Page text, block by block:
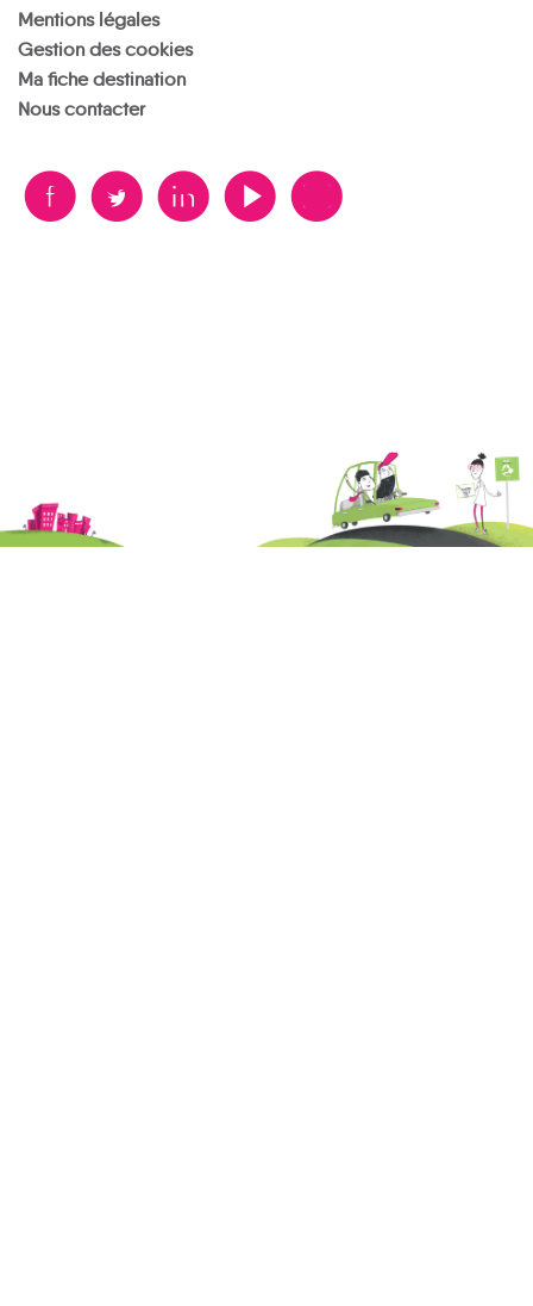
Mentions légales
Gestion des cookies
Ma fiche destination
Nous contacter
B A D F V